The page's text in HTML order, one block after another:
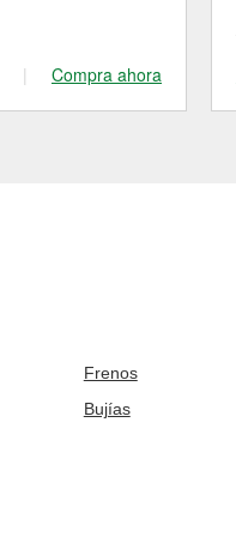
| Compra ahora
Frenos
Bujías